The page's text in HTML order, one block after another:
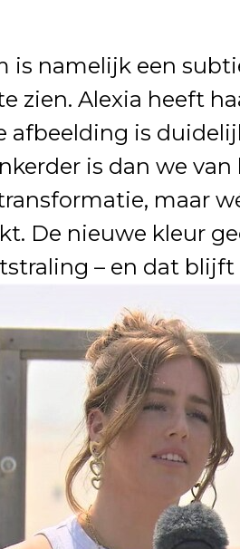
is namelijk een
zien. Alexia heeft
afbeelding is
is dan we van
maar
De nieuwe kleur
– en dat